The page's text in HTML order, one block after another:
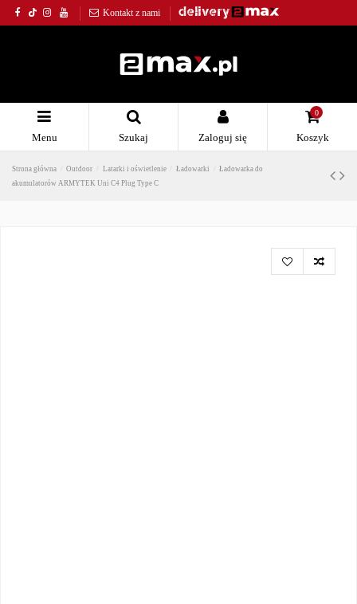
Kontakt z nami
Menu Szukaj Zaloguj się
0
Koszyk
Strona główna Outdoor Latarki i oświetlenie Ładowarki
Ładowarka do
akumulatorów ARMYTEK Uni C4 Plug Type C